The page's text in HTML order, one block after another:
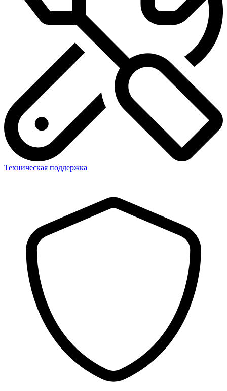
Техническая поддержка